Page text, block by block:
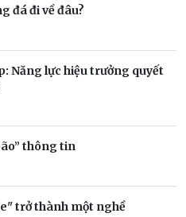
đá đi về đâu?
Năng lực hiệu trưởng quyết
thông tin
trở thành một nghề